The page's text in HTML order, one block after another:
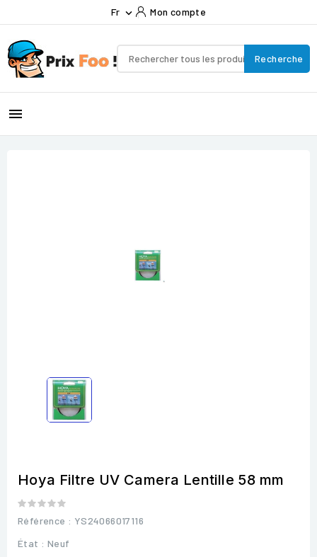
Fr  Mon compte
Recherche

Hoya Filtre UV Camera Lentille 58 mm
Référence : YS24066017116
État : Neuf